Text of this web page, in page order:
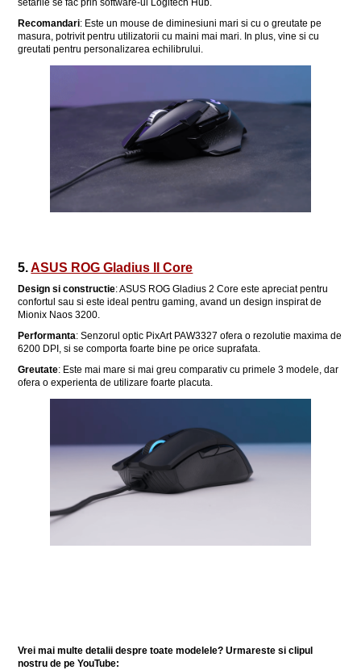
setarile se fac prin software-ul Logitech Hub.
Recomandari: Este un mouse de diminesiuni mari si cu o greutate pe
masura, potrivit pentru utilizatorii cu maini mai mari. In plus, vine si cu
greutati pentru personalizarea echilibrului.
5.ASUS ROG Gladius II Core
Design si constructie: ASUS ROG Gladius 2 Core este apreciat pentru
confortul sau si este ideal pentru gaming, avand un design inspirat de
Mionix Naos 3200.
Performanta: Senzorul optic PixArt PAW3327 ofera o rezolutie maxima de
6200 DPI, si se comporta foarte bine pe orice suprafata.
Greutate: Este mai mare si mai greu comparativ cu primele 3 modele, dar
ofera o experienta de utilizare foarte placuta.
Vrei mai multe detalii despre toate modelele? Urmareste si clipul
nostru de pe YouTube: